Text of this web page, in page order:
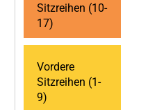
Sitzreihen (10-
17)
Vordere
Sitzreihen (1-
9)